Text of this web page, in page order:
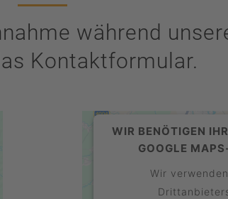
während
Kontaktformular.
WIR BENÖTIGEN
GOOGLE
Wir